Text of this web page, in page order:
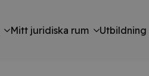
Mitt juridiska rum Utbildning